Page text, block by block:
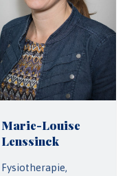
Marie-Louise
Lenssinck
Fysiotherapie,